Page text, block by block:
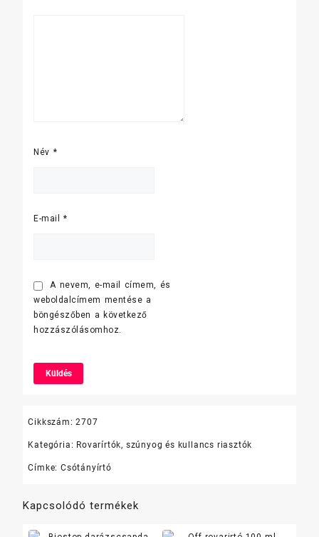
Név *
E-mail*
A nevem, e-mail címem, és
weboldalcímem mentése a
böngészőben a következő
hozzászólásomhoz.
Cikkszám:2707
Kategória: Rovarírtók, szúnyog és kullancs riasztók
Címke:Csótányírtó
Kapcsolódó termékek